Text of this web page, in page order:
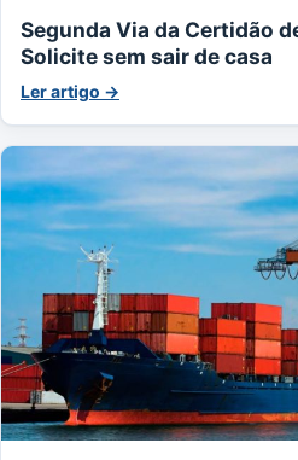
Segunda Via da Certidão
Solicite sem sair de casa
Ler artigo →